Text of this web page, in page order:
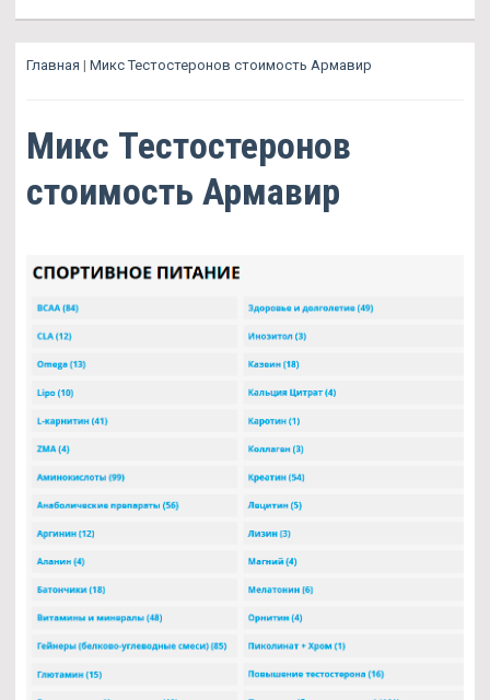
Главная | Микс Тестостеронов стоимость Армавир
Микс Тестостеронов
стоимость Армавир